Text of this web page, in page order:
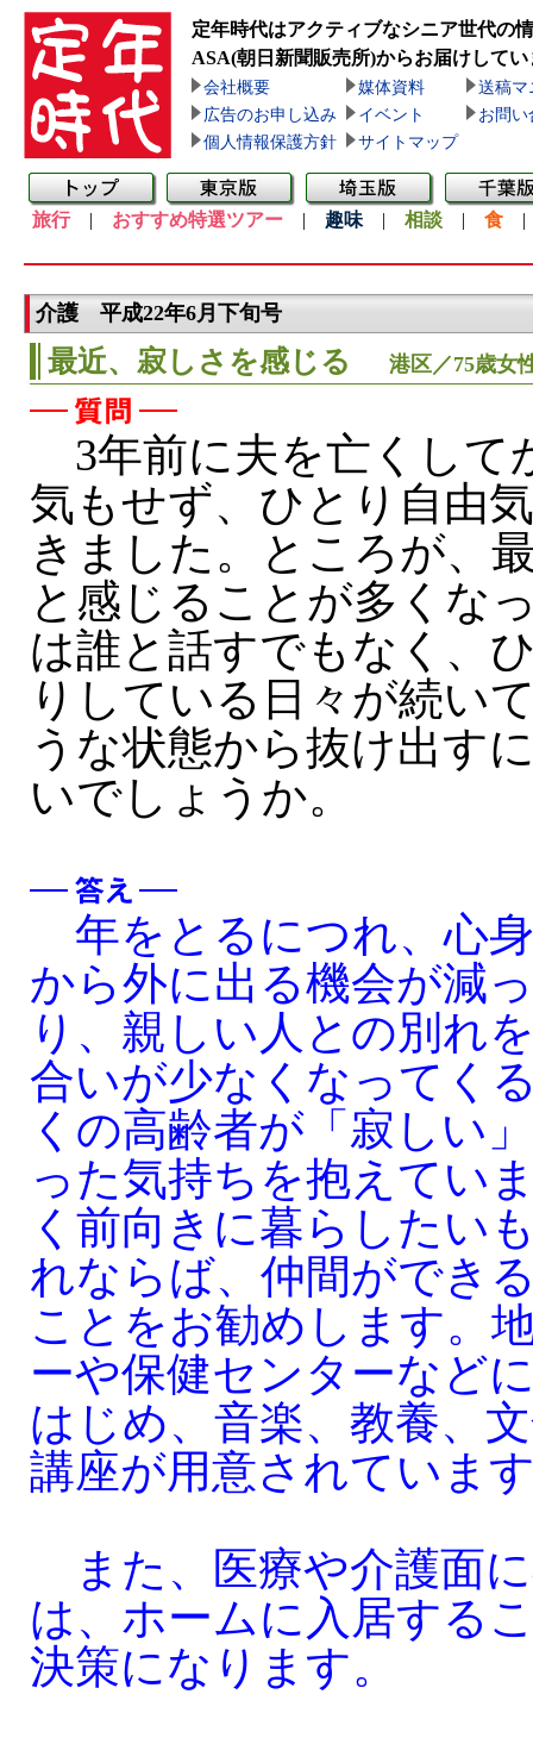
定年時代はアクティブなシニア世代の
ASA(朝日新聞販売所)からお届けしてい
会社概要 媒体資料
送稿マ
広告のお申し込み
イベント
お問い
個人情報保護方針
サイトマップ
旅行| おすすめ特選ツアー | 趣味 | 相談 | 食
介護 平成22年6月下旬号
最近、寂しさを感じる 港区／75歳女
3年前に夫を亡くして
気もせず、ひとり自由
きました。ところが、
と感じることが多くな
は誰と話すでもなく、
りしている日々が続い
うな状態から抜け出す
いでしょうか。
年をとるにつれ、心
から外に出る機会が減
り、親しい人との別れ
合いが少なくなってく
くの高齢者が「寂しい
った気持ちを抱えてい
く前向きに暮らしたい
れならば、仲間ができ
ことをお勧めします。
ーや保健センターなど
はじめ、音楽、教養、
講座が用意されていま
また、医療や介護面
は、ホームに入居する
決策になります。